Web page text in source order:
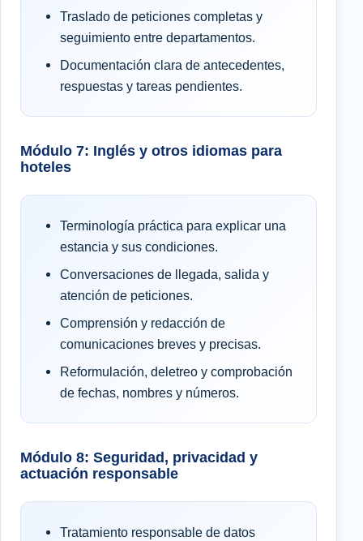
Traslado de peticiones completas y
seguimiento entre departamentos.
Documentación clara de antecedentes,
respuestas y tareas pendientes.
Módulo 7: Inglés y otros idiomas para
hoteles
Terminología práctica para explicar una
estancia y sus condiciones.
Conversaciones de llegada, salida y
atención de peticiones.
Comprensión y redacción de
comunicaciones breves y precisas.
Reformulación, deletreo y comprobación
de fechas, nombres y números.
Módulo 8: Seguridad, privacidad y
actuación responsable
Tratamiento responsable de datos